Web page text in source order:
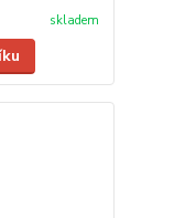
skladem